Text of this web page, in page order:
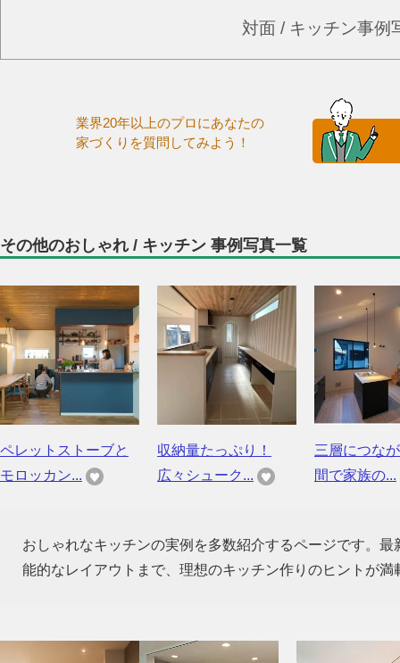
対面 / キッチン事例
業界20年以上のプロにあなたの
家づくりを質問してみよう！
その他のおしゃれ / キッチン 事例写真一覧
ペレットストーブと
モロッカン...
収納量たっぷり！
広々シューク...
三層につな
間で家族の...
おしゃれなキッチンの実例を多数紹介するページです。
能的なレイアウトまで、理想のキッチン作りのヒントが